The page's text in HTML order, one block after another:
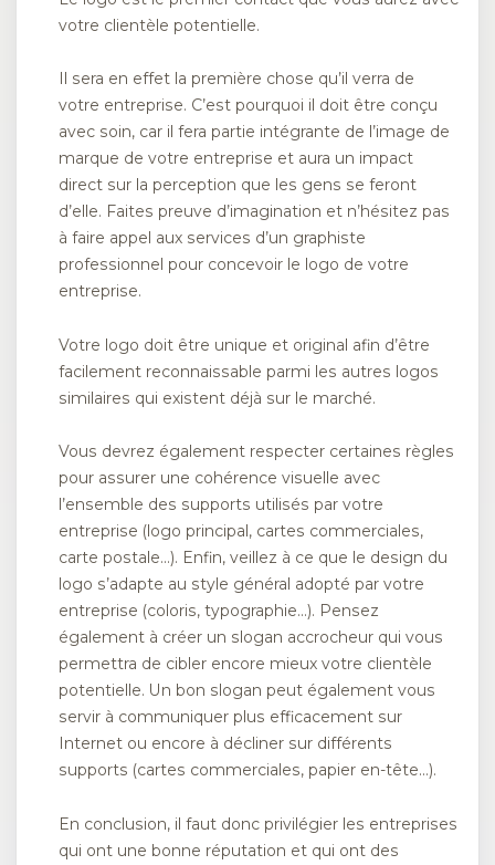
votre clientèle potentielle.
Il sera en effet la première chose qu’il verra de
votre entreprise. C’est pourquoi il doit être conçu
avec soin, car il fera partie intégrante de l’image de
marque de votre entreprise et aura un impact
direct sur la perception que les gens se feront
d’elle. Faites preuve d’imagination et n’hésitez pas
à faire appel aux services d’un graphiste
professionnel pour concevoir le logo de votre
entreprise.
Votre logo doit être unique et original afin d’être
facilement reconnaissable parmi les autres logos
similaires qui existent déjà sur le marché.
Vous devrez également respecter certaines règles
pour assurer une cohérence visuelle avec
l’ensemble des supports utilisés par votre
entreprise (logo principal, cartes commerciales,
carte postale…). Enfin, veillez à ce que le design du
logo s’adapte au style général adopté par votre
entreprise (coloris, typographie…). Pensez
également à créer un slogan accrocheur qui vous
permettra de cibler encore mieux votre clientèle
potentielle. Un bon slogan peut également vous
servir à communiquer plus efficacement sur
Internet ou encore à décliner sur différents
supports (cartes commerciales, papier en-tête…).
En conclusion, il faut donc privilégier les entreprises
qui ont une bonne réputation et qui ont des